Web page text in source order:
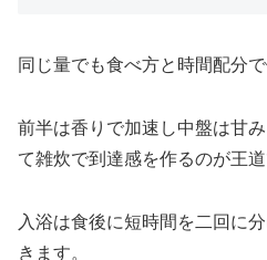
同じ量でも食べ方と時間配分
前半は香りで加速し中盤は甘
て雑炊で到達感を作るのが王道
入浴は食後に短時間を二回に
きます。